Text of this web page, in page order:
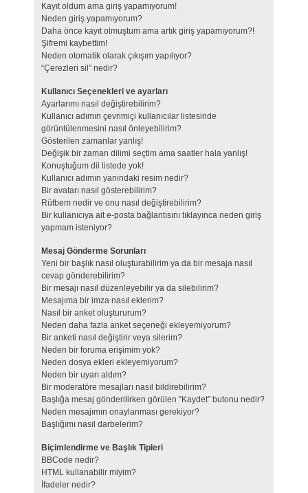
Kayıt oldum ama giriş yapamıyorum!
Neden giriş yapamıyorum?
Daha önce kayıt olmuştum ama artık giriş yapamıyorum?!
Şifremi kaybettim!
Neden otomatik olarak çıkışım yapılıyor?
“Çerezleri sil” nedir?
Kullanıcı Seçenekleri ve ayarları
Ayarlarımı nasıl değiştirebilirim?
Kullanıcı adımın çevrimiçi kullanıcılar listesinde
görüntülenmesini nasıl önleyebilirim?
Gösterilen zamanlar yanlış!
Değişik bir zaman dilimi seçtim ama saatler hala yanlış!
Konuştuğum dil listede yok!
Kullanıcı adımın yanındaki resim nedir?
Bir avatarı nasıl gösterebilirim?
Rütbem nedir ve onu nasıl değiştirebilirim?
Bir kullanıcıya ait e-posta bağlantısını tıklayınca neden giriş
yapmam isteniyor?
Mesaj Gönderme Sorunları
Yeni bir başlık nasıl oluşturabilirim ya da bir mesaja nasıl
cevap gönderebilirim?
Bir mesajı nasıl düzenleyebilir ya da silebilirim?
Mesajıma bir imza nasıl eklerim?
Nasıl bir anket oluştururum?
Neden daha fazla anket seçeneği ekleyemiyorum?
Bir anketi nasıl değiştirir veya silerim?
Neden bir foruma erişimim yok?
Neden dosya ekleri ekleyemiyorum?
Neden bir uyarı aldım?
Bir moderatöre mesajları nasıl bildirebilirim?
Başlığa mesaj gönderilirken görülen “Kaydet” butonu nedir?
Neden mesajımın onaylanması gerekiyor?
Başlığımı nasıl darbelerim?
Biçimlendirme ve Başlık Tipleri
BBCode nedir?
HTML kullanabilir miyim?
İfadeler nedir?